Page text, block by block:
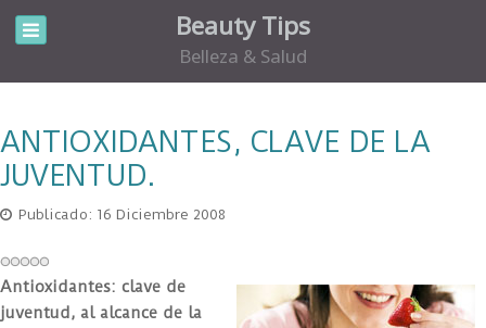
Beauty Tips
Belleza & Salud
ANTIOXIDANTES, CLAVE DE LA
JUVENTUD.
Publicado: 16 Diciembre 2008
Antioxidantes: clave de
juventud, al alcance de la